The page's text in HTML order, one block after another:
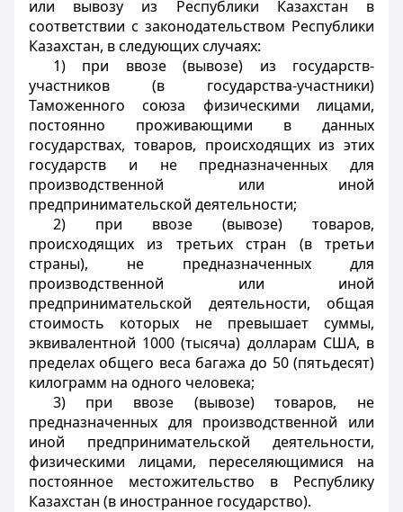
или вывозу из Республики Казахстан в
соответствии с законодательством Республики
Казахстан, в следующих случаях:
1) при ввозе (вывозе) из государств-
участников (в государства-участники)
Таможенного союза физическими лицами,
постоянно проживающими в данных
государствах, товаров, происходящих из этих
государств и не предназначенных для
производственной или иной
предпринимательской деятельности;
2) при ввозе (вывозе) товаров,
происходящих из третьих стран (в третьи
страны), не предназначенных для
производственной или иной
предпринимательской деятельности, общая
стоимость которых не превышает суммы,
эквивалентной 1000 (тысяча) долларам США, в
пределах общего веса багажа до 50 (пятьдесят)
килограмм на одного человека;
3) при ввозе (вывозе) товаров, не
предназначенных для производственной или
иной предпринимательской деятельности,
физическими лицами, переселяющимися на
постоянное местожительство в Республику
Казахстан (в иностранное государство).